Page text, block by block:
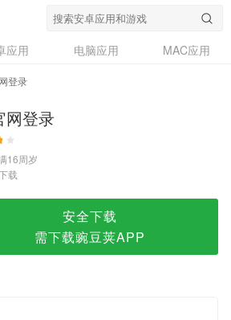
应用 电脑应用
MAC应用
题
登录
网登录
16周岁
载
安全下载
需下载豌豆荚APP